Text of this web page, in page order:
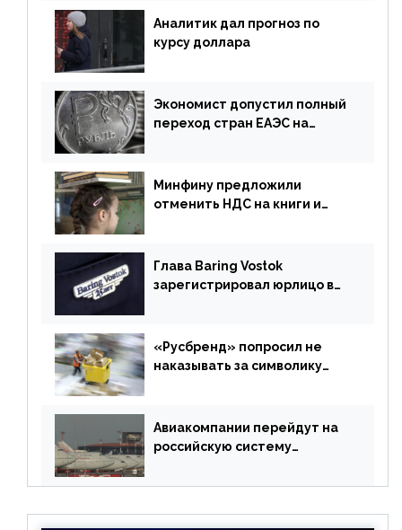
Аналитик дал прогноз по
курсу доллара
Экономист допустил полный
переход стран ЕАЭС на
Минфину предложили
отменить НДС на книги и
Глава Baring Vostok
зарегистрировал юрлицо в
«Русбренд» попросил не
наказывать за символику
Авиакомпании перейдут на
российскую систему